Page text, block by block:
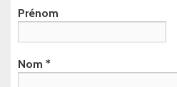
Prénom
Nom *